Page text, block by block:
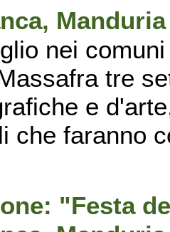
nei
tre
e
che faranno
"Festa